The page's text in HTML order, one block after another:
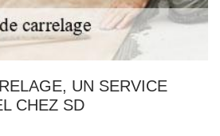
UN SERVICE
CHEZ SD